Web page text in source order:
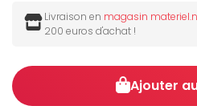
Livraison en magasin
200 euros d'achat !
Ajouter